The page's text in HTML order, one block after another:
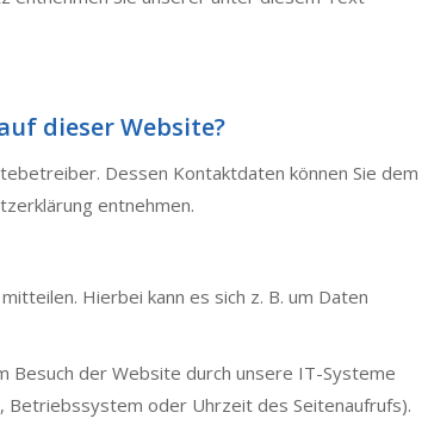
dieser Website?
Dessen Kontaktdaten können Sie dem
entnehmen.
Hierbei kann es sich z. B. um Daten
Besuch der Website durch unsere IT-Systeme
oder Uhrzeit des Seitenaufrufs).